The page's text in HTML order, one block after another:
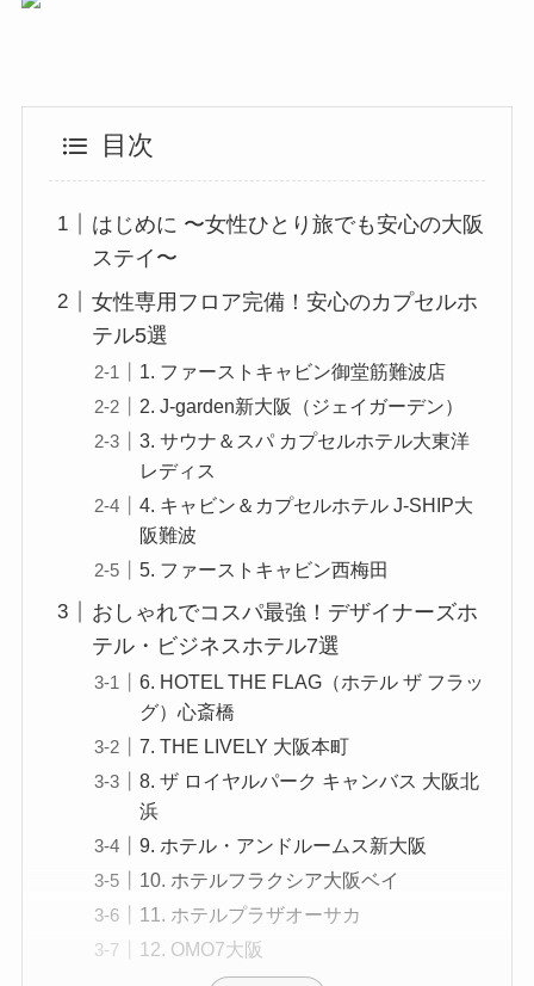
目次
はじめに 〜女性ひとり旅でも安心の大阪
ステイ〜
女性専用フロア完備！安心のカプセルホ
テル5選
1. ファーストキャビン御堂筋難波店
2. J-garden新大阪（ジェイガーデン）
3. サウナ＆スパ カプセルホテル大東洋
レディス
4. キャビン＆カプセルホテル J-SHIP大
阪難波
5. ファーストキャビン西梅田
おしゃれでコスパ最強！デザイナーズホ
テル・ビジネスホテル7選
6. HOTEL THE FLAG（ホテル ザ フラッ
グ）心斎橋
7. THE LIVELY 大阪本町
8. ザ ロイヤルパーク キャンバス 大阪北
浜
9. ホテル・アンドルームス新大阪
10. ホテルフラクシア大阪ベイ
11. ホテルプラザオーサカ
12. OMO7大阪